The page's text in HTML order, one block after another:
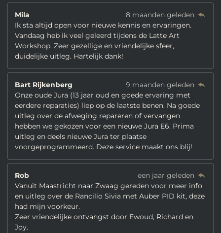
Mila
8 maanden geleden
Ik sta altijd open voor nieuwe kennis en ervaringen.
Vandaag heb ik veel geleerd tijdens de Latte Art
Workshop. Zeer gezellige en vriendelijke sfeer,
duidelijke uitleg. Hartelijk dank!
Bart Rijkenberg
9 maanden geleden
Onze oude Jura (13 jaar oud en goede ervaring met
eerdere reparaties) liep op de laatste benen. Na goede
uitleg over de afweging repareren of vervangen
hebben we gekozen voor een nieuwe Jura E6. Prima
uitleg en deels nieuwe Jura ter plaatse
voorgeprogrammeerd. Deze service maakt ons blij!
Rob
een jaar geleden
Vanuit Maastricht naar Zwaag gereden voor meer info
en uitleg over de Rancilio Sivia met Auber PID kit, deze
had mijn voorkeur.
Zeer vriendelijke ontvangst door Ewoud, Richard en
Joy.